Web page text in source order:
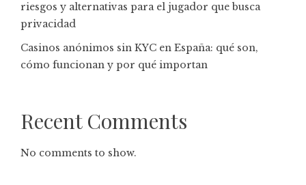
riesgos y alternativas para el jugador que busca
privacidad
Casinos anónimos sin KYC en España: qué son,
cómo funcionan y por qué importan
Recent Comments
No comments to show.